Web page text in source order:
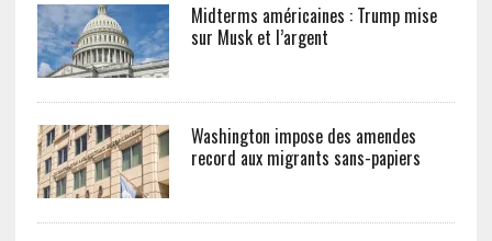
Midterms américaines : Trump mise
sur Musk et l’argent
Washington impose des amendes
record aux migrants sans-papiers